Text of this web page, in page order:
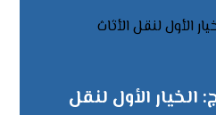
الأول لنقل